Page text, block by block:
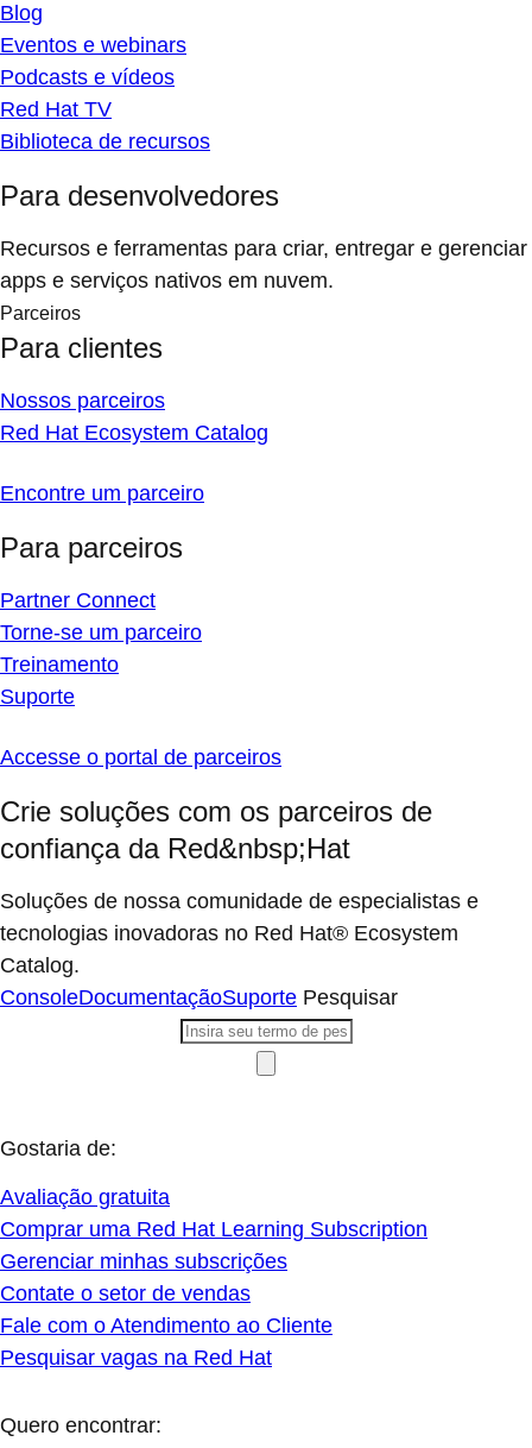
Blog
Eventos e webinars
Podcasts e vídeos
Red Hat TV
Biblioteca de recursos
Para desenvolvedores
Recursos e ferramentas para criar, entregar e gerenciar
apps e serviços nativos em nuvem.
Parceiros
Para clientes
Nossos parceiros
Red Hat Ecosystem Catalog
Encontre um parceiro
Para parceiros
Partner Connect
Torne-se um parceiro
Treinamento
Suporte
Accesse o portal de parceiros
Crie soluções com os parceiros de
confiança da Red&nbsp;Hat
Soluções de nossa comunidade de especialistas e
tecnologias inovadoras no Red Hat® Ecosystem
Catalog.
ConsoleDocumentaçãoSuporte Pesquisar
Gostaria de:
Avaliação gratuita
Comprar uma Red Hat Learning Subscription
Gerenciar minhas subscrições
Contate o setor de vendas
Fale com o Atendimento ao Cliente
Pesquisar vagas na Red Hat
Quero encontrar: